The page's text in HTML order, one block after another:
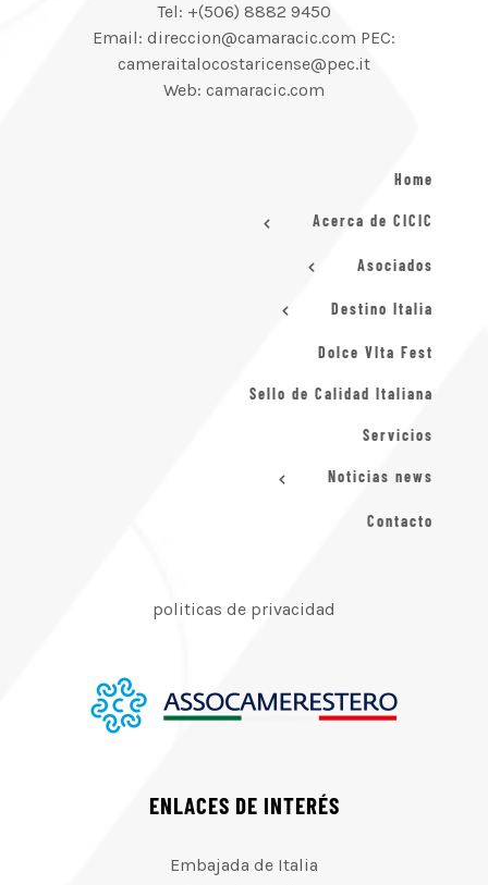
Tel: +(506) 8882 9450
Email: direccion@camaracic.com PEC:
cameraitalocostaricense@pec.it
Web: camaracic.com
Home
Acerca de CICIC
Asociados
Destino Italia
Dolce VIta Fest
Sello de Calidad Italiana
Servicios
Noticias news
Contacto
politicas de privacidad
ENLACES DE INTERÉS
Embajada de Italia